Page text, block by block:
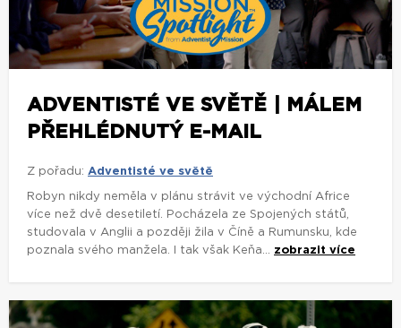
ADVENTISTÉ VE SVĚTĚ | MÁLEM
PŘEHLÉDNUTÝ E-MAIL
Z pořadu: Adventisté ve světě
Robyn nikdy neměla v plánu strávit ve východní Africe
více než dvě desetiletí. Pocházela ze Spojených států,
studovala v Anglii a později žila v Číně a Rumunsku, kde
poznala svého manžela. I tak však Keňa... zobrazit více